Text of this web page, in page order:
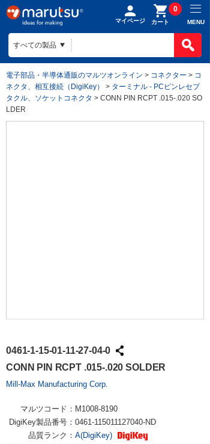
マイページ カート
0
MENU
電子部品・半導体通販のマルツオンライン > コネクター > コ
ネクタ、相互接続（DigiKey）
> ターミナル - PCピンレセプ
タクル、ソケットコネクタ > CONN PIN RCPT .015-.020 SO
LDER
0461-1-15-01-11-27-04-0
CONN PIN RCPT .015-.020 SOLDER
Mill-Max Manufacturing Corp.
マルツコード： M1008-8190
DigiKey製品番号： 0461-115011127040-ND
品質ランク： A(DigiKey)